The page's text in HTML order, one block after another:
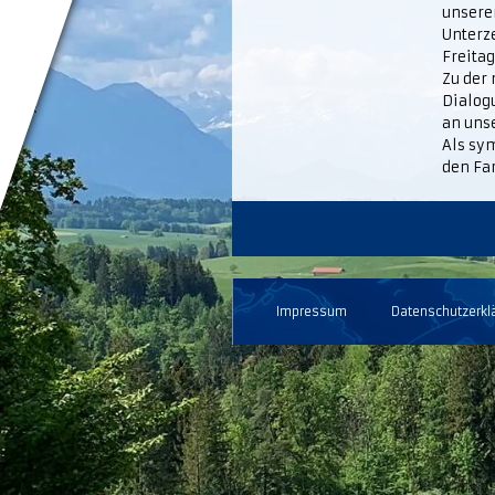
Zu der
an
Als
den
Impressum